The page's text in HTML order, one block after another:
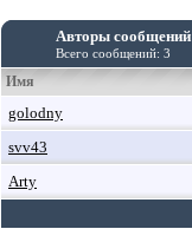
Авторы сообщений
Всего сообщений: 3
Имя
golodny
svv43
Arty